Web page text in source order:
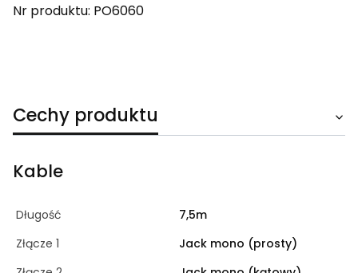
Nr produktu: PO6060
Cechy produktu
Kable
Długość
7,5m
Złącze 1
Jack mono (prosty)